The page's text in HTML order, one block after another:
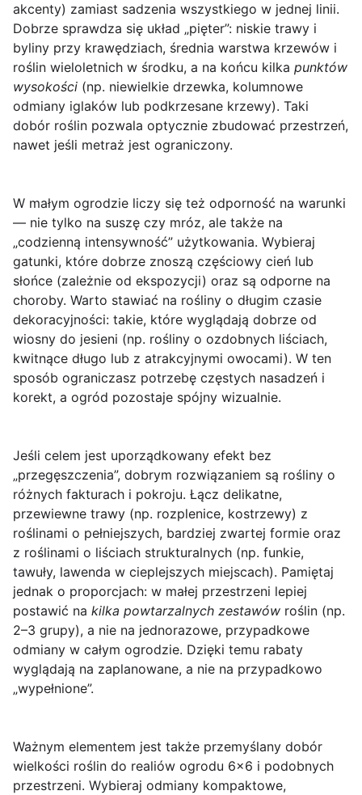
akcenty) zamiast sadzenia wszystkiego w jednej linii.
Dobrze sprawdza się układ „pięter”: niskie trawy i
byliny przy krawędziach, średnia warstwa krzewów i
roślin wieloletnich w środku, a na końcu kilka punktów
wysokości (np. niewielkie drzewka, kolumnowe
odmiany iglaków lub podkrzesane krzewy). Taki
dobór roślin pozwala optycznie zbudować przestrzeń,
nawet jeśli metraż jest ograniczony.
W małym ogrodzie liczy się też odporność na warunki
— nie tylko na suszę czy mróz, ale także na
„codzienną intensywność” użytkowania. Wybieraj
gatunki, które dobrze znoszą częściowy cień lub
słońce (zależnie od ekspozycji) oraz są odporne na
choroby. Warto stawiać na rośliny o długim czasie
dekoracyjności: takie, które wyglądają dobrze od
wiosny do jesieni (np. rośliny o ozdobnych liściach,
kwitnące długo lub z atrakcyjnymi owocami). W ten
sposób ograniczasz potrzebę częstych nasadzeń i
korekt, a ogród pozostaje spójny wizualnie.
Jeśli celem jest uporządkowany efekt bez
„przegęszczenia”, dobrym rozwiązaniem są rośliny o
różnych fakturach i pokroju. Łącz delikatne,
przewiewne trawy (np. rozplenice, kostrzewy) z
roślinami o pełniejszych, bardziej zwartej formie oraz
z roślinami o liściach strukturalnych (np. funkie,
tawuły, lawenda w cieplejszych miejscach). Pamiętaj
jednak o proporcjach: w małej przestrzeni lepiej
postawić na kilka powtarzalnych zestawów roślin (np.
2–3 grupy), a nie na jednorazowe, przypadkowe
odmiany w całym ogrodzie. Dzięki temu rabaty
wyglądają na zaplanowane, a nie na przypadkowo
„wypełnione”.
Ważnym elementem jest także przemyślany dobór
wielkości roślin do realiów ogrodu 6×6 i podobnych
przestrzeni. Wybieraj odmiany kompaktowe,